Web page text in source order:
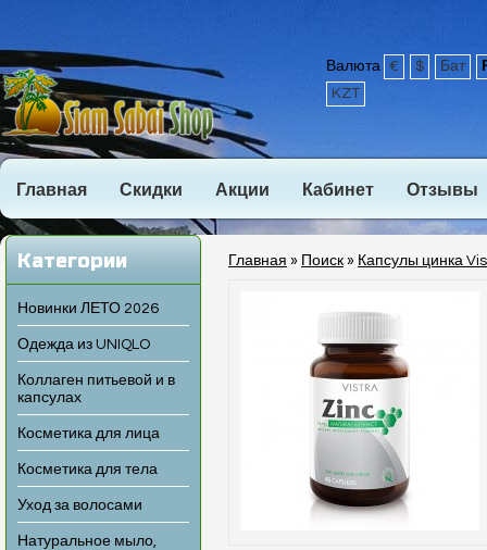
Валюта € $ Бат
KZT
Главная Скидки Акции Кабинет Отзывы
Категории
Новинки ЛЕТО 2026
Одежда из UNIQLO
Коллаген питьевой и в
капсулах
Косметика для лица
Косметика для тела
Уход за волосами
Натуральное мыло,
Главная » Поиск » Капсулы цинка